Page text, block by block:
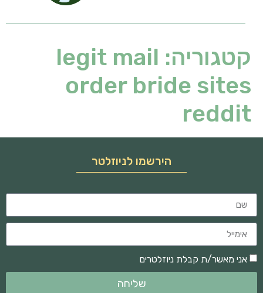
קטגוריה: legit mail
order bride sites
reddit
הירשמו לניוזלטר
אני מאשר/ת קבלת ניוזלטרים
שליחה